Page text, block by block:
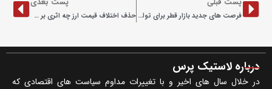
فرصت های جدید بازار قطر برای تولیدکنندگان تایر حذف اختلاف قیمت ارز چه اثری بر شرکت های تایرساز دارد؟
درباره لاستیک پرس
در خلال سال های اخیر و با تغییرات مداوم سیاست های اقتصادی که